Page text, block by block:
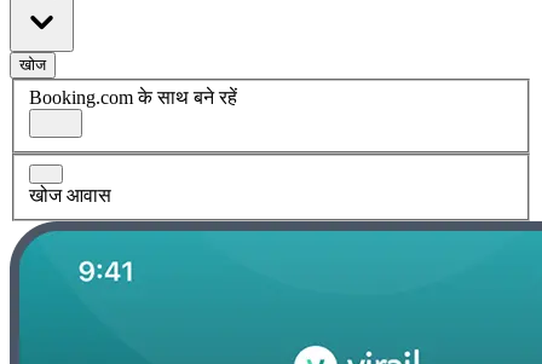
खोज
Booking.com के साथ बने रहें
खोज आवास